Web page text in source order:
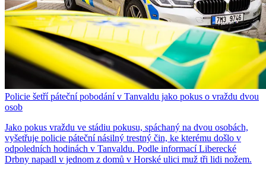
Policie šetří páteční pobodání v Tanvaldu jako pokus o vraždu dvou
osob
Jako pokus vraždu ve stádiu pokusu, spáchaný na dvou osobách,
vyšetřuje policie páteční násilný trestný čin, ke kterému došlo v
odpoledních hodinách v Tanvaldu. Podle informací Liberecké
Drbny napadl v jednom z domů v Horské ulici muž tři lidi nožem.